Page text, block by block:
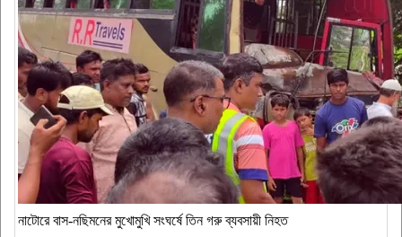
নাটোরে বাস-নছিমনের মুখোমুখি সংঘর্ষে তিন গরু ব্যবসায়ী নিহত